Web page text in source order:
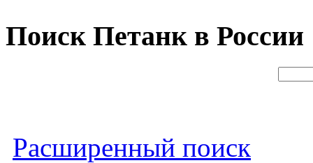
Поиск Петанк в России
Расширенный поиск